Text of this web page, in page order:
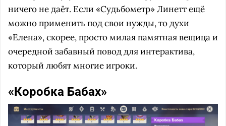
ничего не даёт. Если «Судьбометр» Линетт ещё
можно применить под свои нужды, то духи
«Елена», скорее, просто милая памятная вещица и
очередной забавный повод для интерактива,
который любят многие игроки.
«Коробка Бабах»